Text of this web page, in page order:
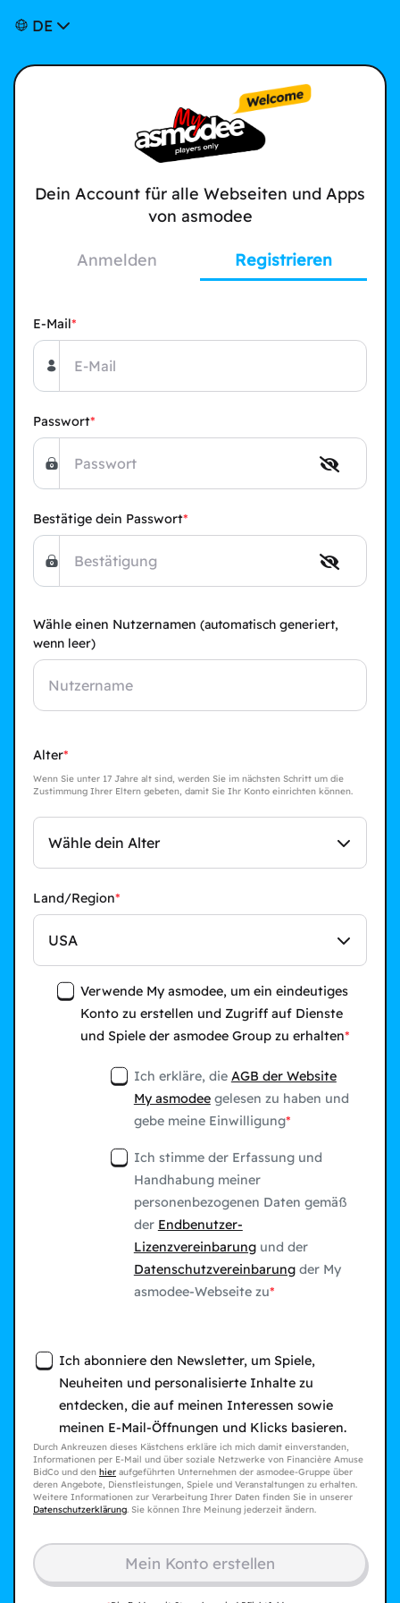
DE
Dein Account für alle Webseiten und Apps
von asmodee
Anmelden Registrieren
E-Mail
Passwort
Bestätige dein Passwort
Wähle einen Nutzernamen (automatisch generiert,
wenn leer)
Alter
Wenn Sie unter 17 Jahre alt sind, werden Sie im nächsten Schritt um die
Zustimmung Ihrer Eltern gebeten, damit Sie Ihr Konto einrichten können.
Wähle dein Alter
Land/Region
USA
Verwende My asmodee, um ein eindeutiges
Konto zu erstellen und Zugriff auf Dienste
und Spiele der asmodee Group zu erhalten
Ich erkläre, die AGB der Website
My asmodeegelesen zu haben und
gebe meine Einwilligung
Ich stimme der Erfassung und
Handhabung meiner
personenbezogenen Daten gemäß
der Endbenutzer-
Lizenzvereinbarungund der
Datenschutzvereinbarungder My
asmodee-Webseite zu
Ich abonniere den Newsletter, um Spiele,
Neuheiten und personalisierte Inhalte zu
entdecken, die auf meinen Interessen sowie
meinen E-Mail-Öffnungen und Klicks basieren.
Durch Ankreuzen dieses Kästchens erkläre ich mich damit einverstanden,
Informationen per E-Mail und über soziale Netzwerke von Financière Amuse
BidCo und den hier aufgeführten Unternehmen der asmodee-Gruppe über
deren Angebote, Dienstleistungen, Spiele und Veranstaltungen zu erhalten.
Weitere Informationen zur Verarbeitung Ihrer Daten finden Sie in unserer
Datenschutzerklärung. Sie können Ihre Meinung jederzeit ändern.
Mein Konto erstellen​